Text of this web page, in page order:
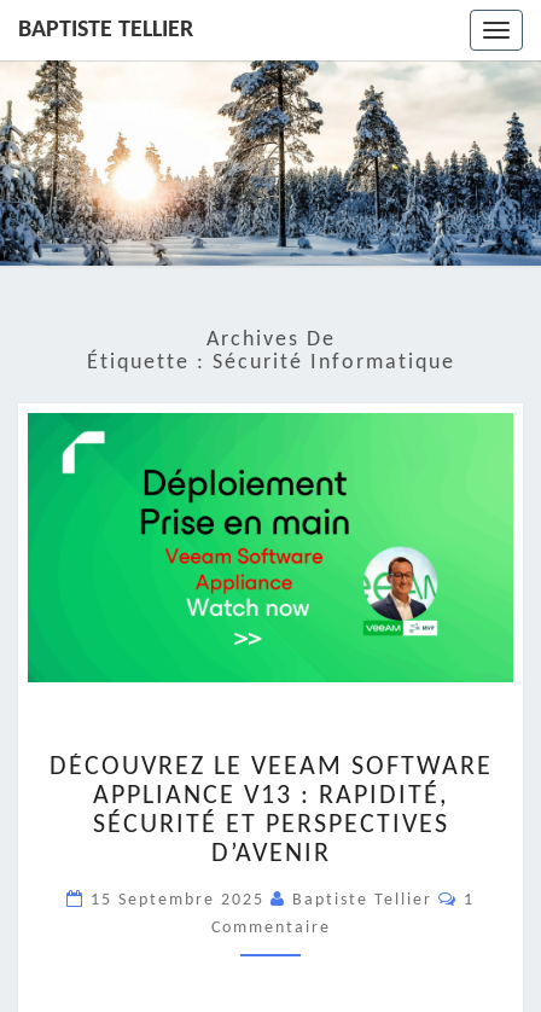
BAPTISTE TELLIER
Archives De
Étiquette : Sécurité Informatique
LE
VEEAM
SOFTWARE
APPLIANCE
:
RAPIDITÉ,
SÉCURITÉ
DÉCOUVREZ LE VEEAM SOFTWARE
APPLIANCE V13 : RAPIDITÉ,
SÉCURITÉ ET PERSPECTIVES
D’AVENIR
15 Septembre 2025 Baptiste Tellier
1
Commentaire